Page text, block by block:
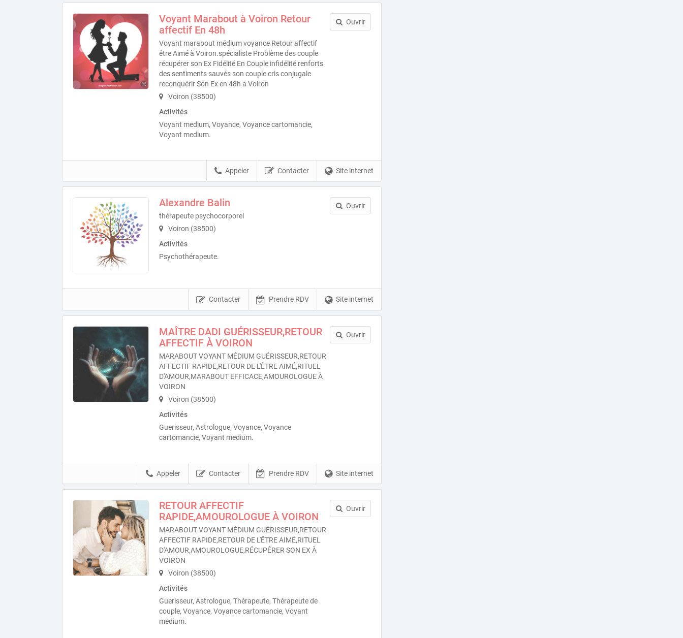
Voyant Marabout à Voiron Retour
affectif En 48h
Voyant marabout médium voyance Retour affectif
être Aimé à Voiron.spécialiste Problème des couple
récupérer son Ex Fidélité En Couple infidélité renforts
des sentiments sauvés son couple cris conjugale
reconquérir Son Ex en 48h a Voiron
Voiron (38500)
Activités
Voyant medium, Voyance, Voyance cartomancie,
Voyant medium.
Ouvrir
Site internet
Contacter
Appeler
Alexandre Balin
thérapeute psychocorporel
Voiron (38500)
Activités
Psychothérapeute.
Ouvrir
Site internet
Prendre RDV
Contacter
MAÎTRE DADI GUÉRISSEUR,RETOUR
AFFECTIF À VOIRON
MARABOUT VOYANT MÉDIUM GUÉRISSEUR,RETOUR
AFFECTIF RAPIDE,RETOUR DE L'ÊTRE AIMÉ,RITUEL
D'AMOUR,MARABOUT EFFICACE,AMOUROLOGUE À
VOIRON
Voiron (38500)
Activités
Guerisseur, Astrologue, Voyance, Voyance
cartomancie, Voyant medium.
Ouvrir
Site internet
Prendre RDV
Contacter
Appeler
RETOUR AFFECTIF
RAPIDE,AMOUROLOGUE À VOIRON
MARABOUT VOYANT MÉDIUM GUÉRISSEUR,RETOUR
AFFECTIF RAPIDE,RETOUR DE L'ÊTRE AIMÉ,RITUEL
D'AMOUR,AMOUROLOGUE,RÉCUPÉRER SON EX À
VOIRON
Voiron (38500)
Activités
Guerisseur, Astrologue, Thérapeute, Thérapeute de
couple, Voyance, Voyance cartomancie, Voyant
medium.
Ouvrir